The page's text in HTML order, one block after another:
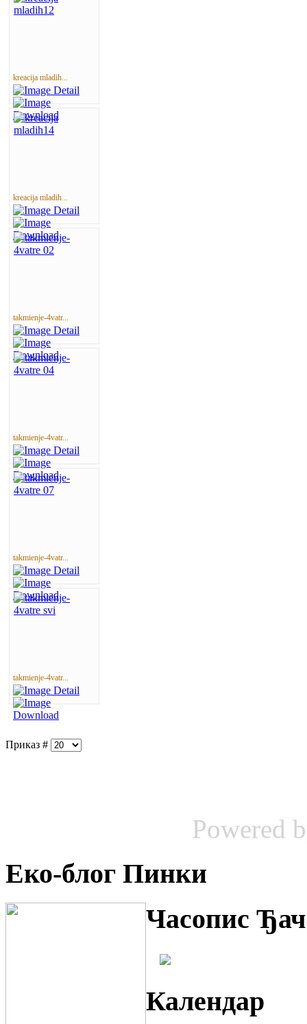
kreacija mladih...
kreacija mladih...
takmienje-4vatr...
takmienje-4vatr...
takmienje-4vatr...
takmienje-4vatr...
Приказ #
Powered
Еко-блог Пинки
Часопис
Календар